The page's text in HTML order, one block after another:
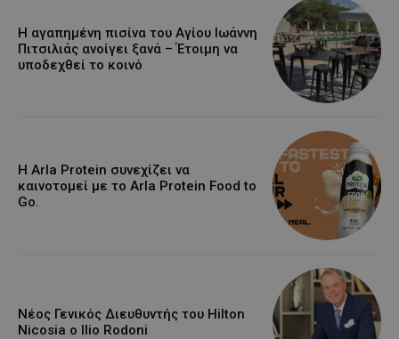
Η αγαπημένη πισίνα του Αγίου Ιωάννη
Πιτσιλιάς ανοίγει ξανά – Έτοιμη να
υποδεχθεί το κοινό
Η Arla Protein συνεχίζει να
καινοτομεί με το Arla Protein Food to
Go.
Νέος Γενικός Διευθυντής του Hilton
Nicosia ο Ilio Rodoni